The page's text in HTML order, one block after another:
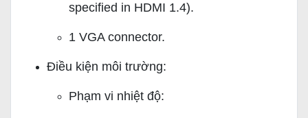
specified in HDMI 1.4).
1 VGA connector.
Điều kiện môi trường:
Phạm vi nhiệt độ: